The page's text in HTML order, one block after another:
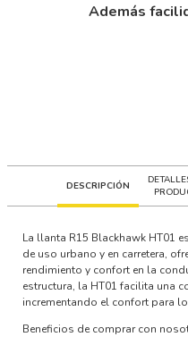
Además
DESCRIPCIÓN
La llanta R15 Blackhawk HT01
de uso urbano y en carretera,
rendimiento y confort en la
estructura, la HT01 facilita una
incrementando el confort para
Beneficios de comprar con